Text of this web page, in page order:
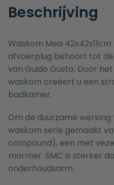
Beschrijving
Waskom Mea
afvoerplug behoort tot
van Guido Gusto. Door
waskom creëert u een
badkamer.
Om de duurzame
waskom serie gemaakt
compound), een met
marmer. SMC is sterker
onderhoudsarm.